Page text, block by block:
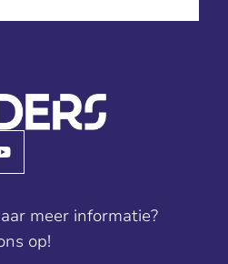
meer informatie?
op!